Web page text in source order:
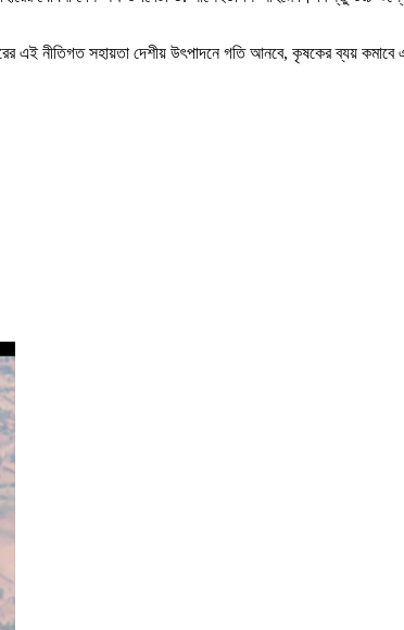
নীতিগত সহায়তা দেশীয় উৎপাদনে গতি আনবে, কৃষকের ব্যয় কমাবে এবং